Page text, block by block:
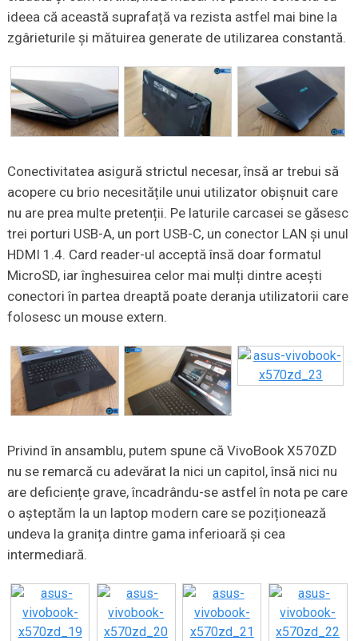
ideea că această suprafață va rezista astfel mai bine la
zgârieturile și mătuirea generate de utilizarea constantă.
Conectivitatea asigură strictul necesar, însă ar trebui să
acopere cu brio necesitățile unui utilizator obișnuit care
nu are prea multe pretenții. Pe laturile carcasei se găsesc
trei porturi USB-A, un port USB-C, un conector LAN și unul
HDMI 1.4. Card reader-ul acceptă însă doar formatul
MicroSD, iar înghesuirea celor mai mulți dintre acești
conectori în partea dreaptă poate deranja utilizatorii care
folosesc un mouse extern.
Privind în ansamblu, putem spune că VivoBook X570ZD
nu se remarcă cu adevărat la nici un capitol, însă nici nu
are deficiențe grave, încadrându-se astfel în nota pe care
o așteptăm la un laptop modern care se poziționează
undeva la granița dintre gama inferioară și cea
intermediară.